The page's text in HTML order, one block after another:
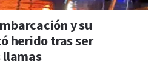
y su
herido tras ser
llamas